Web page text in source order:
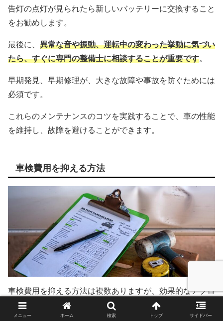
告灯の点灯が見られたら新しいバッテリーに交換すること
をお勧めします。
最後に、 異常な音や振動、運転中の変わった挙動に気づい
たら、すぐに専門の整備士に相談することが重要です。
早期発見、早期修理が、大きな故障や事故を防ぐためには
必須です。
これらのメンテナンスのコツを実践することで、車の性能
を維持し、故障を避けることができます。
車検費用を抑える方法
車検費用を抑える方法は複数ありますが、効果的なアプロ
ーチを心掛けることが重要です。
メニュー ホーム 検索 トップ サイドバー